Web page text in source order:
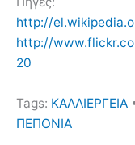
http://
http://
20
Tags: ΚΑΛΛΙΕΡΓΕΙΑ
ΠΕΠΟΝΙΑ